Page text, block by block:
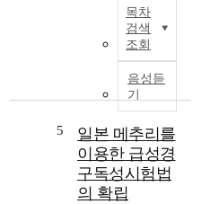
인
목차
검색
조회
음성듣
기
5
일본 메추리를
이용한 급성경
구독성시험법
의 확립